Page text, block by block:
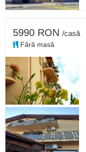
5990 RON /casă
Fără masă